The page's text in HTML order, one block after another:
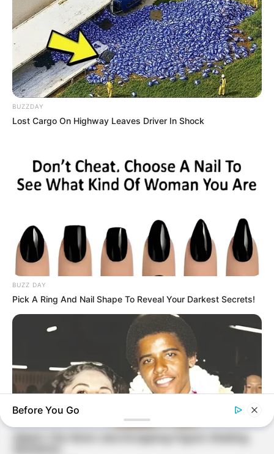
BUZZDAY
Lost Cargo On Highway Leaves Driver In Shock
BUZZ DAY
Pick A Ring And Nail Shape To Reveal Your Darkest Secrets!
Before You Go